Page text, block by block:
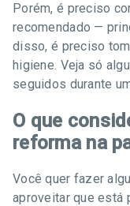
Porém, é preciso
recomendado —
disso, é preciso
higiene. Veja só
seguidos durante
O que
reforma na
Você quer fazer
aproveitar que está